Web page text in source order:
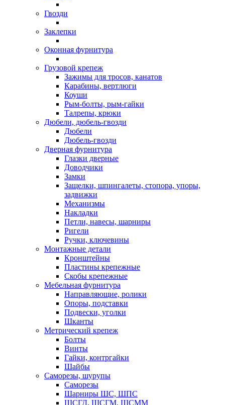
Гвозди
Заклепки
Оконная фурнитура
Грузовой крепеж
Зажимы для тросов, канатов
Карабины, вертлюги
Коуши
Рым-болты, рым-гайки
Талрепы, крюки
Дюбели, дюбель-гвозди
Дюбели
Дюбель-гвозди
Дверная фурнитура
Глазки дверные
Доводчики
Замки
Защелки, шпингалеты, стопора, упоры,
задвижки
Механизмы
Накладки
Петли, навесы, шарниры
Ригели
Ручки, ключевины
Монтажные детали
Кронштейны
Пластины крепежные
Скобы крепежные
Мебельная фурнитура
Направляющие, ролики
Опоры, подставки
Подвески, уголки
Шканты
Метрический крепеж
Болты
Винты
Гайки, контргайки
Шайбы
Саморезы, шурупы
Саморезы
Шарниры ШС, ШПС
ШСГД, ШСГМ, ШСММ